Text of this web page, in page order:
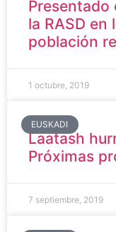
Presentado
la RASD en
población
1 octubre, 2019
EUSKADI
Laatash
Próximas
7 septiembre, 2019